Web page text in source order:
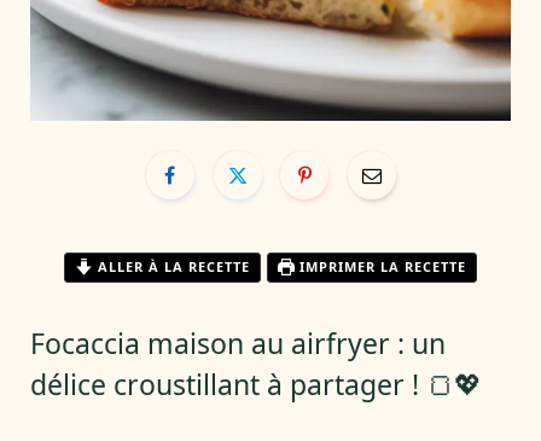
ALLER À LA RECETTE IMPRIMER LA RECETTE
Focaccia maison au airfryer : un
délice croustillant à partager ! 🍞💖